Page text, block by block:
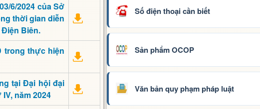
6/2024 của Sở
thời gian diễn
Điện Biên.
trong thực hiện
tại Đại hội đại
năm 2024
Số điện thoại cần biết
Sản phẩm OCOP
Văn bản quy phạm pháp luật